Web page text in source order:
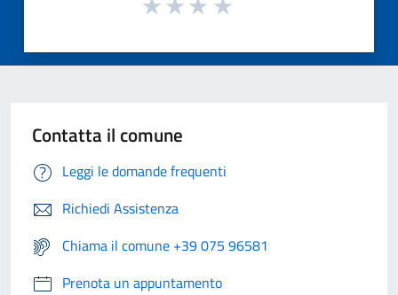
Contatta il comune
Leggi le domande frequenti
Richiedi Assistenza
Chiama il comune +39 075 96581
Prenota un appuntamento